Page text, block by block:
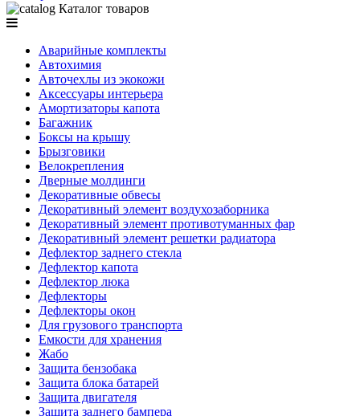
Каталог товаров
Аварийные комплекты
Автохимия
Авточехлы из экокожи
Аксессуары интерьера
Амортизаторы капота
Багажник
Боксы на крышу
Брызговики
Велокрепления
Дверные молдинги
Декоративные обвесы
Декоративный элемент воздухозаборника
Декоративный элемент противотуманных фар
Декоративный элемент решетки радиатора
Дефлектор заднего стекла
Дефлектор капота
Дефлектор люка
Дефлекторы
Дефлекторы окон
Для грузового транспорта
Емкости для хранения
Жабо
Защита бензобака
Защита блока батарей
Защита двигателя
Защита заднего бампера